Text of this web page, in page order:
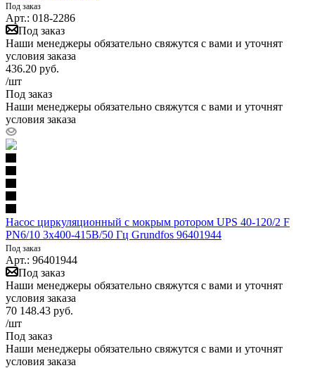
Под заказ
Арт.: 018-2286
Под заказ
Наши менеджеры обязательно свяжутся с вами и уточнят
условия заказа
436.20 руб.
/шт
Под заказ
Наши менеджеры обязательно свяжутся с вами и уточнят
условия заказа
Насос циркуляционный с мокрым ротором UPS 40-120/2 F
PN6/10 3х400-415В/50 Гц Grundfos 96401944
Под заказ
Арт.: 96401944
Под заказ
Наши менеджеры обязательно свяжутся с вами и уточнят
условия заказа
70 148.43 руб.
/шт
Под заказ
Наши менеджеры обязательно свяжутся с вами и уточнят
условия заказа